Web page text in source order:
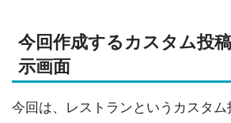
今回作成するカスタム投
示画面
今回は、レストランというカスタ